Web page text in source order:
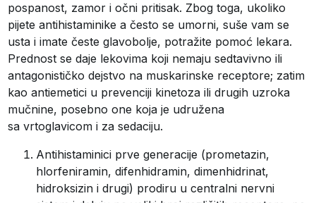
pospanost, zamor i očni pritisak. Zbog toga, ukoliko
pijete antihistaminike a često se umorni, suše vam se
usta i imate česte glavobolje, potražite pomoć lekara.
Prednost se daje lekovima koji nemaju sedtavivno ili
antagonističko dejstvo na muskarinske receptore; zatim
kao antiemetici u prevenciji kinetoza ili drugih uzroka
mučnine, posebno one koja je udružena
sa vrtoglavicom i za sedaciju.
Antihistaminici prve generacije (prometazin,
hlorfeniramin, difenhidramin, dimenhidrinat,
hidroksizin i drugi) prodiru u centralni nervni